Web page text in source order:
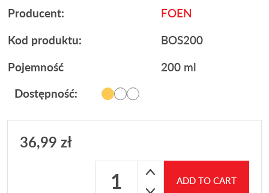
Producent:
FOEN
Kod produktu:
BOS200
Pojemność
200 ml
Dostępność:
36,99 zł
Perfum samochodowy FOEN Mr.BOSS
ADD TO CART